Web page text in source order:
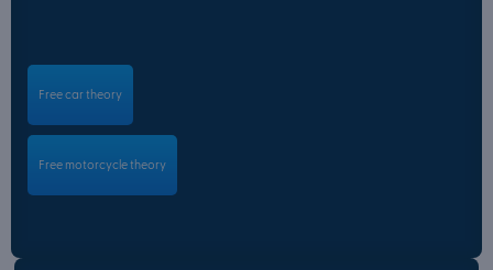
Free car theory
Free motorcycle theory